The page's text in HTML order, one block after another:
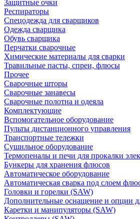
Защитные очки
Респираторы
Спецодежда для сварщиков
Одежда сварщика
Обувь сварщика
Перчатки сварочные
Химические материалы для сварки
Травильные пасты, спреи, флюсы
Прочее
Сварочные шторы
Сварочные занавесы
Сварочные полотна и одеяла
Комплектующие
Вспомогательное оборудование
Пульты дистанционного управления
Транспортные тележки
Сушильное оборудование
Термопеналы и печи для прокалки
Бункеры для хранения флюсов
Автоматическое оборудование
Автоматическая сварка под слоем
Головки и горелки (SAW)
Дополнительные оснащение и опции
Каретки и манипуляторы (SAW)